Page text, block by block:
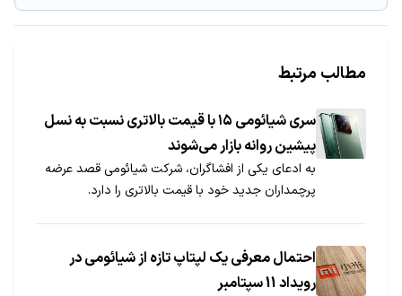
مطالب مرتبط
سری شیائومی ۱۵ با قیمت بالاتری نسبت به نسل
پیشین روانه بازار می‌شوند
به ادعای یکی از افشاگران، شرکت شیائومی قصد عرضه
پرچمداران جدید خود با قیمت بالاتری را دارد.
احتمال معرفی یک لپتاپ تازه از شیائومی در
رویداد 11 سپتامبر